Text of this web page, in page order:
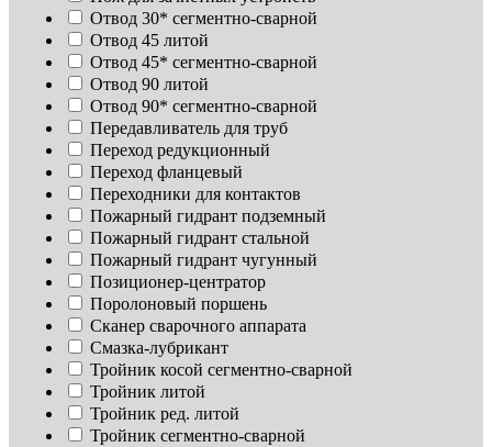
Отвод 30* сегментно-сварной
Отвод 45 литой
Отвод 45* сегментно-сварной
Отвод 90 литой
Отвод 90* сегментно-сварной
Передавливатель для труб
Переход редукционный
Переход фланцевый
Переходники для контактов
Пожарный гидрант подземный
Пожарный гидрант стальной
Пожарный гидрант чугунный
Позиционер-центратор
Поролоновый поршень
Сканер сварочного аппарата
Смазка-лубрикант
Тройник косой сегментно-сварной
Тройник литой
Тройник ред. литой
Тройник сегментно-сварной